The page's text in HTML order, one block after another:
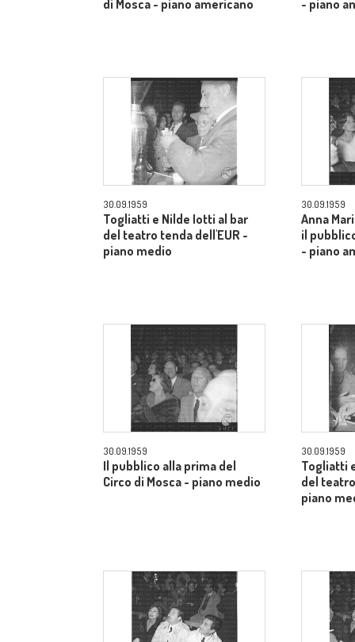
di Mosca - piano americano - piano
30.09.1959
Togliatti e Nilde Iotti al bar
del teatro tenda dell'EUR -
piano medio
30.09.1959
Anna
il
- piano
30.09.1959
Il pubblico alla prima del
Circo di Mosca - piano medio
30.09.1959
Togliatti
del
piano